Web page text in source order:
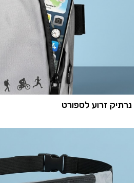
נרתיק זרוע לספורט